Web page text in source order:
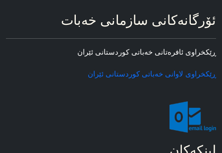
ئۆرگانه‌کانی سازمانی خه‌بات
ڕێکخراوی ئافره‌تانی خه‌باتی کوردستانی ئێران
ڕێکخراوی لاوانی خه‌باتی کوردستانی ئێران